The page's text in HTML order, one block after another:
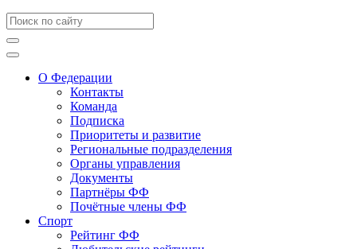
О Федерации
Контакты
Команда
Подписка
Приоритеты и развитие
Региональные подразделения
Органы управления
Документы
Партнёры ФФ
Почётные члены ФФ
Спорт
Рейтинг ФФ